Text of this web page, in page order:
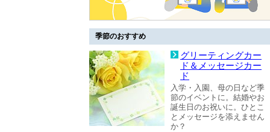
季節のおすすめ
グリーティングカー
ド＆メッセージカー
ド
入学・入園、母の日など季
節のイベントに。結婚やお
誕生日のお祝いに。ひとこ
とメッセージを添えません
か？